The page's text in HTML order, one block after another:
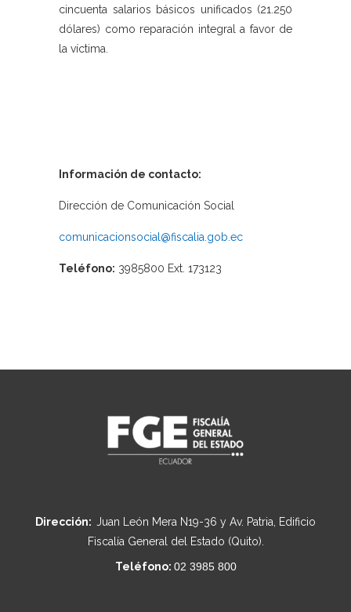
cincuenta salarios básicos unificados (21.250
dólares) como reparación integral a favor de
la víctima.
Información de contacto:
Dirección de Comunicación Social
comunicacionsocial@fiscalia.gob.ec
Teléfono: 3985800 Ext. 173123
Dirección: Juan León Mera N19-36 y Av. Patria, Edificio
Fiscalía General del Estado (Quito).
Teléfono: 02 3985 800